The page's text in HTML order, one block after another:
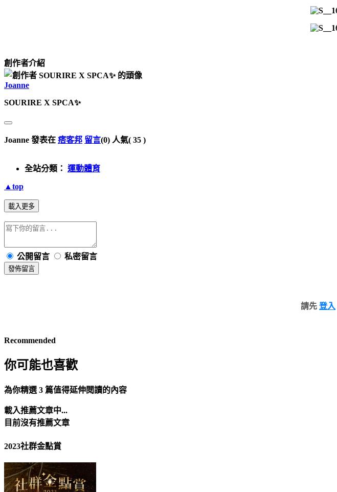
創作者介紹
Joanne
SOURIRE X SPCA✨
Joanne 發表在 痞客邦 留言(0) 人氣( 35 )
全站分類： 運動體育
▲top
載入更多
公開留言 私密留言
發佈留言
請先 登入
Recommended
你可能也喜歡
為你精選 3 篇值得延伸閱讀的內容
載入推薦文章中...
目前沒有推薦文章
2023社群金點賞